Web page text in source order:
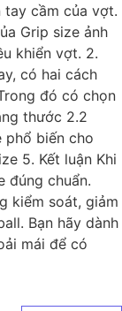
tay cầm của vợt.
Grip size ảnh
khiển vợt. 2.
có hai cách
đó có chọn
thước 2.2
phổ biến cho
5. Kết luận Khi
đúng chuẩn.
kiểm soát, giảm
Bạn hãy dành
mái để có